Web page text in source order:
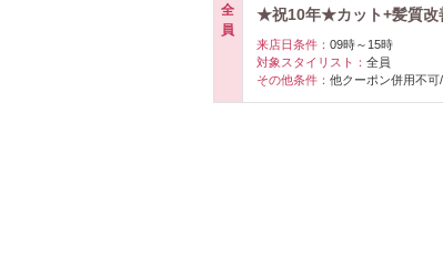
全
員
★祝10年★カット+髪質改
来店日条件： 09時～15時
対象スタイリスト： 全員
その他条件： 他クーポン併用不可